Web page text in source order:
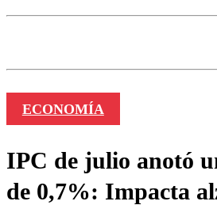
ECONOMÍA
IPC de julio anotó
de 0,7%: Impacta